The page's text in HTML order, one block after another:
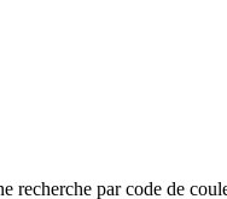
recherche par code de